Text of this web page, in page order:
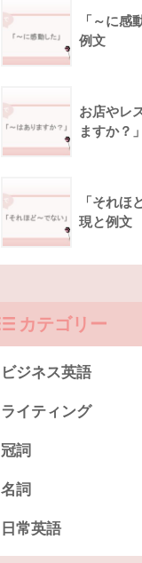
「～に感
例文
お店やレ
ますか？
「それほ
現と例文
カテゴリー
ビジネス英語
ライティング
冠詞
名詞
日常英語